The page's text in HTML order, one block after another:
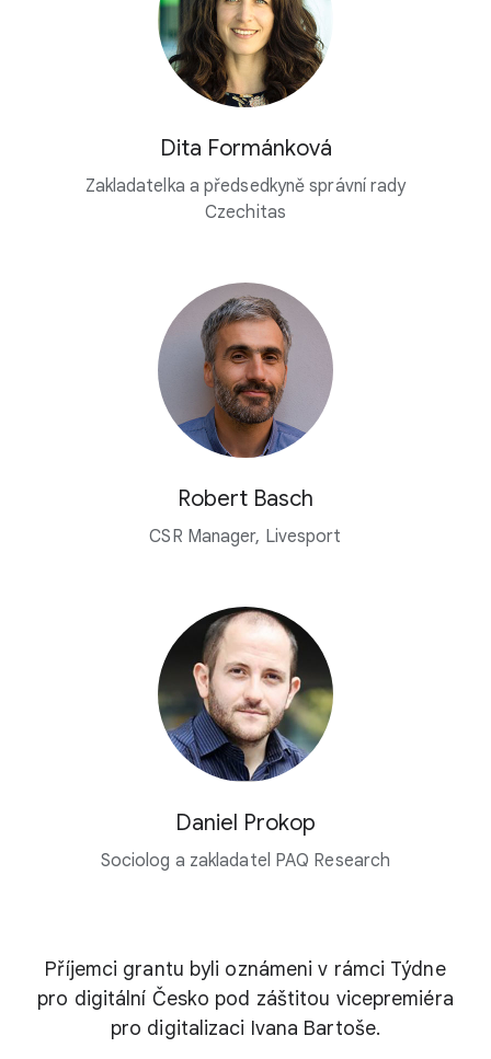
Dita Formánková
Zakladatelka a předsedkyně správní rady
Czechitas
Robert Basch
CSR Manager, Livesport
Daniel Prokop
Sociolog a zakladatel PAQ Research
Příjemci grantu byli oznámeni v rámci Týdne
pro digitální Česko pod záštitou vicepremiéra
pro digitalizaci Ivana Bartoše.